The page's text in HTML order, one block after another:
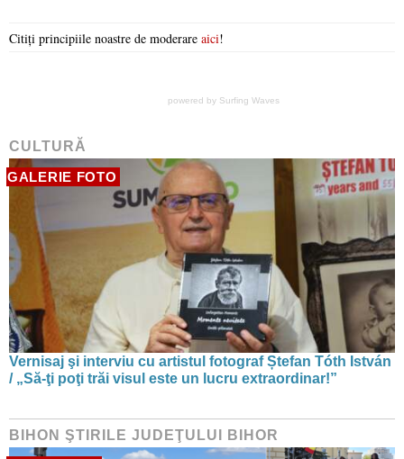
Citiți principiile noastre de moderare aici!
powered by Surfing Waves
CULTURĂ
GALERIE FOTO
Vernisaj şi interviu cu artistul fotograf Ștefan Tóth István
/ „Să-ţi poţi trăi visul este un lucru extraordinar!”
BIHON ŞTIRILE JUDEŢULUI BIHOR